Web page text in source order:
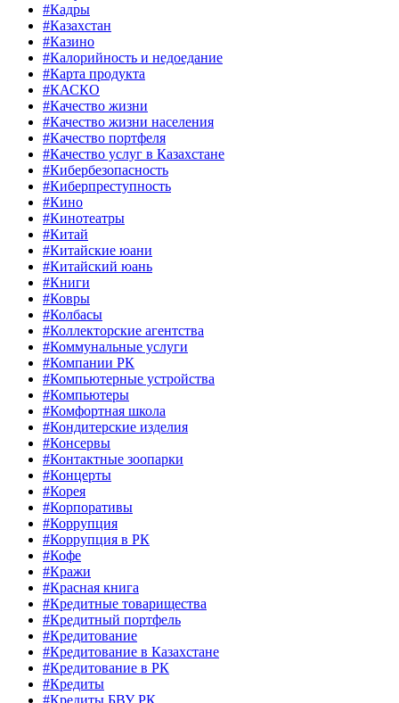
#Кадры
#Казахстан
#Казино
#Калорийность и недоедание
#Карта продукта
#КАСКО
#Качество жизни
#Качество жизни населения
#Качество портфеля
#Качество услуг в Казахстане
#Кибербезопасность
#Киберпреступность
#Кино
#Кинотеатры
#Китай
#Китайские юани
#Китайский юань
#Книги
#Ковры
#Колбасы
#Коллекторские агентства
#Коммунальные услуги
#Компании РК
#Компьютерные устройства
#Компьютеры
#Комфортная школа
#Кондитерские изделия
#Консервы
#Контактные зоопарки
#Концерты
#Корея
#Корпоративы
#Коррупция
#Коррупция в РК
#Кофе
#Кражи
#Красная книга
#Кредитные товарищества
#Кредитный портфель
#Кредитование
#Кредитование в Казахстане
#Кредитование в РК
#Кредиты